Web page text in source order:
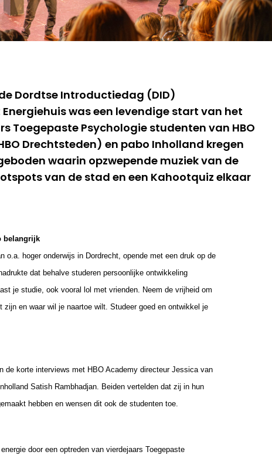
Dordtse Introductiedag (DID)
was een levendige start van het
Toegepaste Psychologie studenten van HBO
Drechtsteden) en pabo Inholland kregen
waarin opzwepende muziek van de
van de stad en een Kahootquiz elkaar
belangrijk
o.a. hoger onderwijs in Dordrecht, opende met een druk op de
dat behalve studeren persoonlijke ontwikkeling
je studie, ook vooral lol met vrienden. Neem de vrijheid om
en waar wil je naartoe wilt. Studeer goed en ontwikkel je
de korte interviews met HBO Academy directeur Jessica van
Satish Rambhadjan. Beiden vertelden dat zij in hun
hebben en wensen dit ook de studenten toe.
door een optreden van vierdejaars Toegepaste